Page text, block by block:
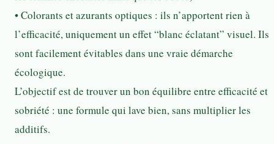
• Colorants et azurants optiques : ils n’apportent rien à
l’efficacité, uniquement un effet “blanc éclatant” visuel. Ils
sont facilement évitables dans une vraie démarche
écologique.
L’objectif est de trouver un bon équilibre entre efficacité et
sobriété : une formule qui lave bien, sans multiplier les
additifs.